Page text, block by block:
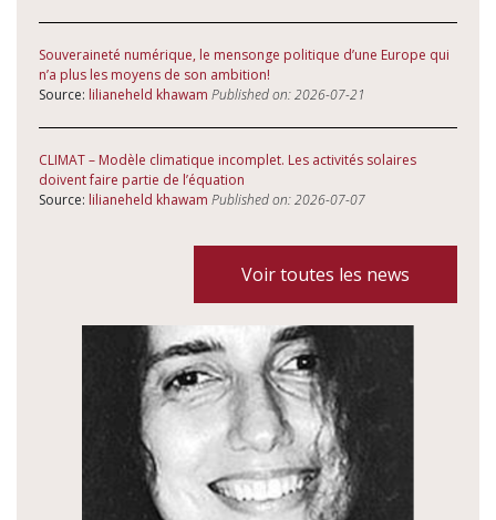
Souveraineté numérique, le mensonge politique d’une Europe qui
n’a plus les moyens de son ambition!
Source: lilianeheld khawam Published on: 2026-07-21
CLIMAT – Modèle climatique incomplet. Les activités solaires
doivent faire partie de l’équation
Source: lilianeheld khawam Published on: 2026-07-07
Voir toutes les news